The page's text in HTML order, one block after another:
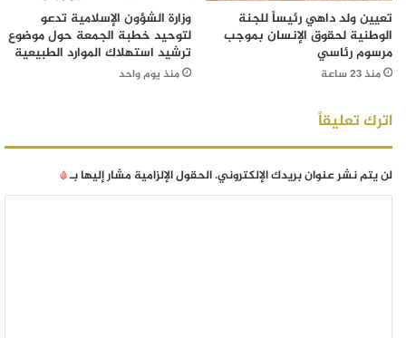
تعيين ولد داهي رئيساً للجنة
الوطنية لحقوق الإنسان بموجب
مرسوم رئاسي
منذ 23 ساعة
وزارة الشؤون الإسلامية تدعو
لتوحيد خطبة الجمعة حول موضوع
ترشيد استهلاك الموارد الطبيعية
منذ يوم واحد
اترك تعليقاً
لن يتم نشر عنوان بريدك الإلكتروني.الحقول الإلزامية مشار إليها بـ*